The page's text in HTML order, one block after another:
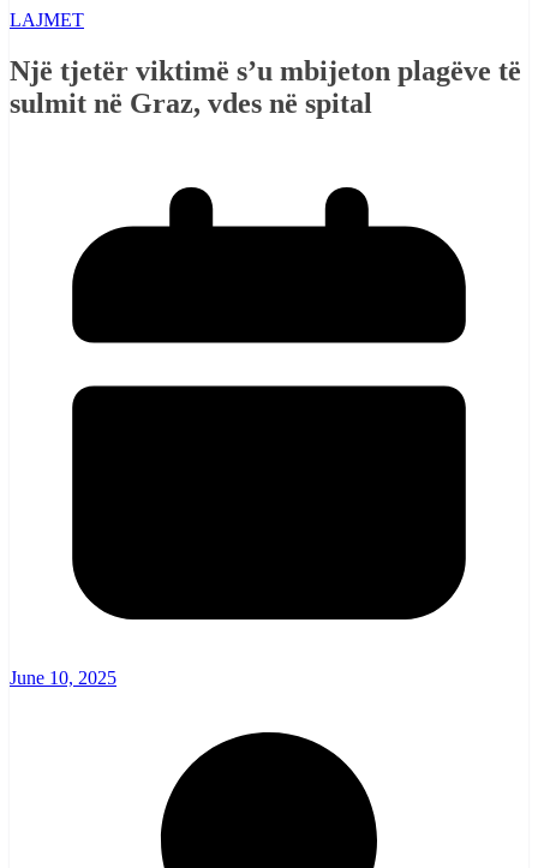
LAJMET
Një tjetër viktimë s’u mbijeton plagëve të
sulmit në Graz, vdes në spital
June 10, 2025